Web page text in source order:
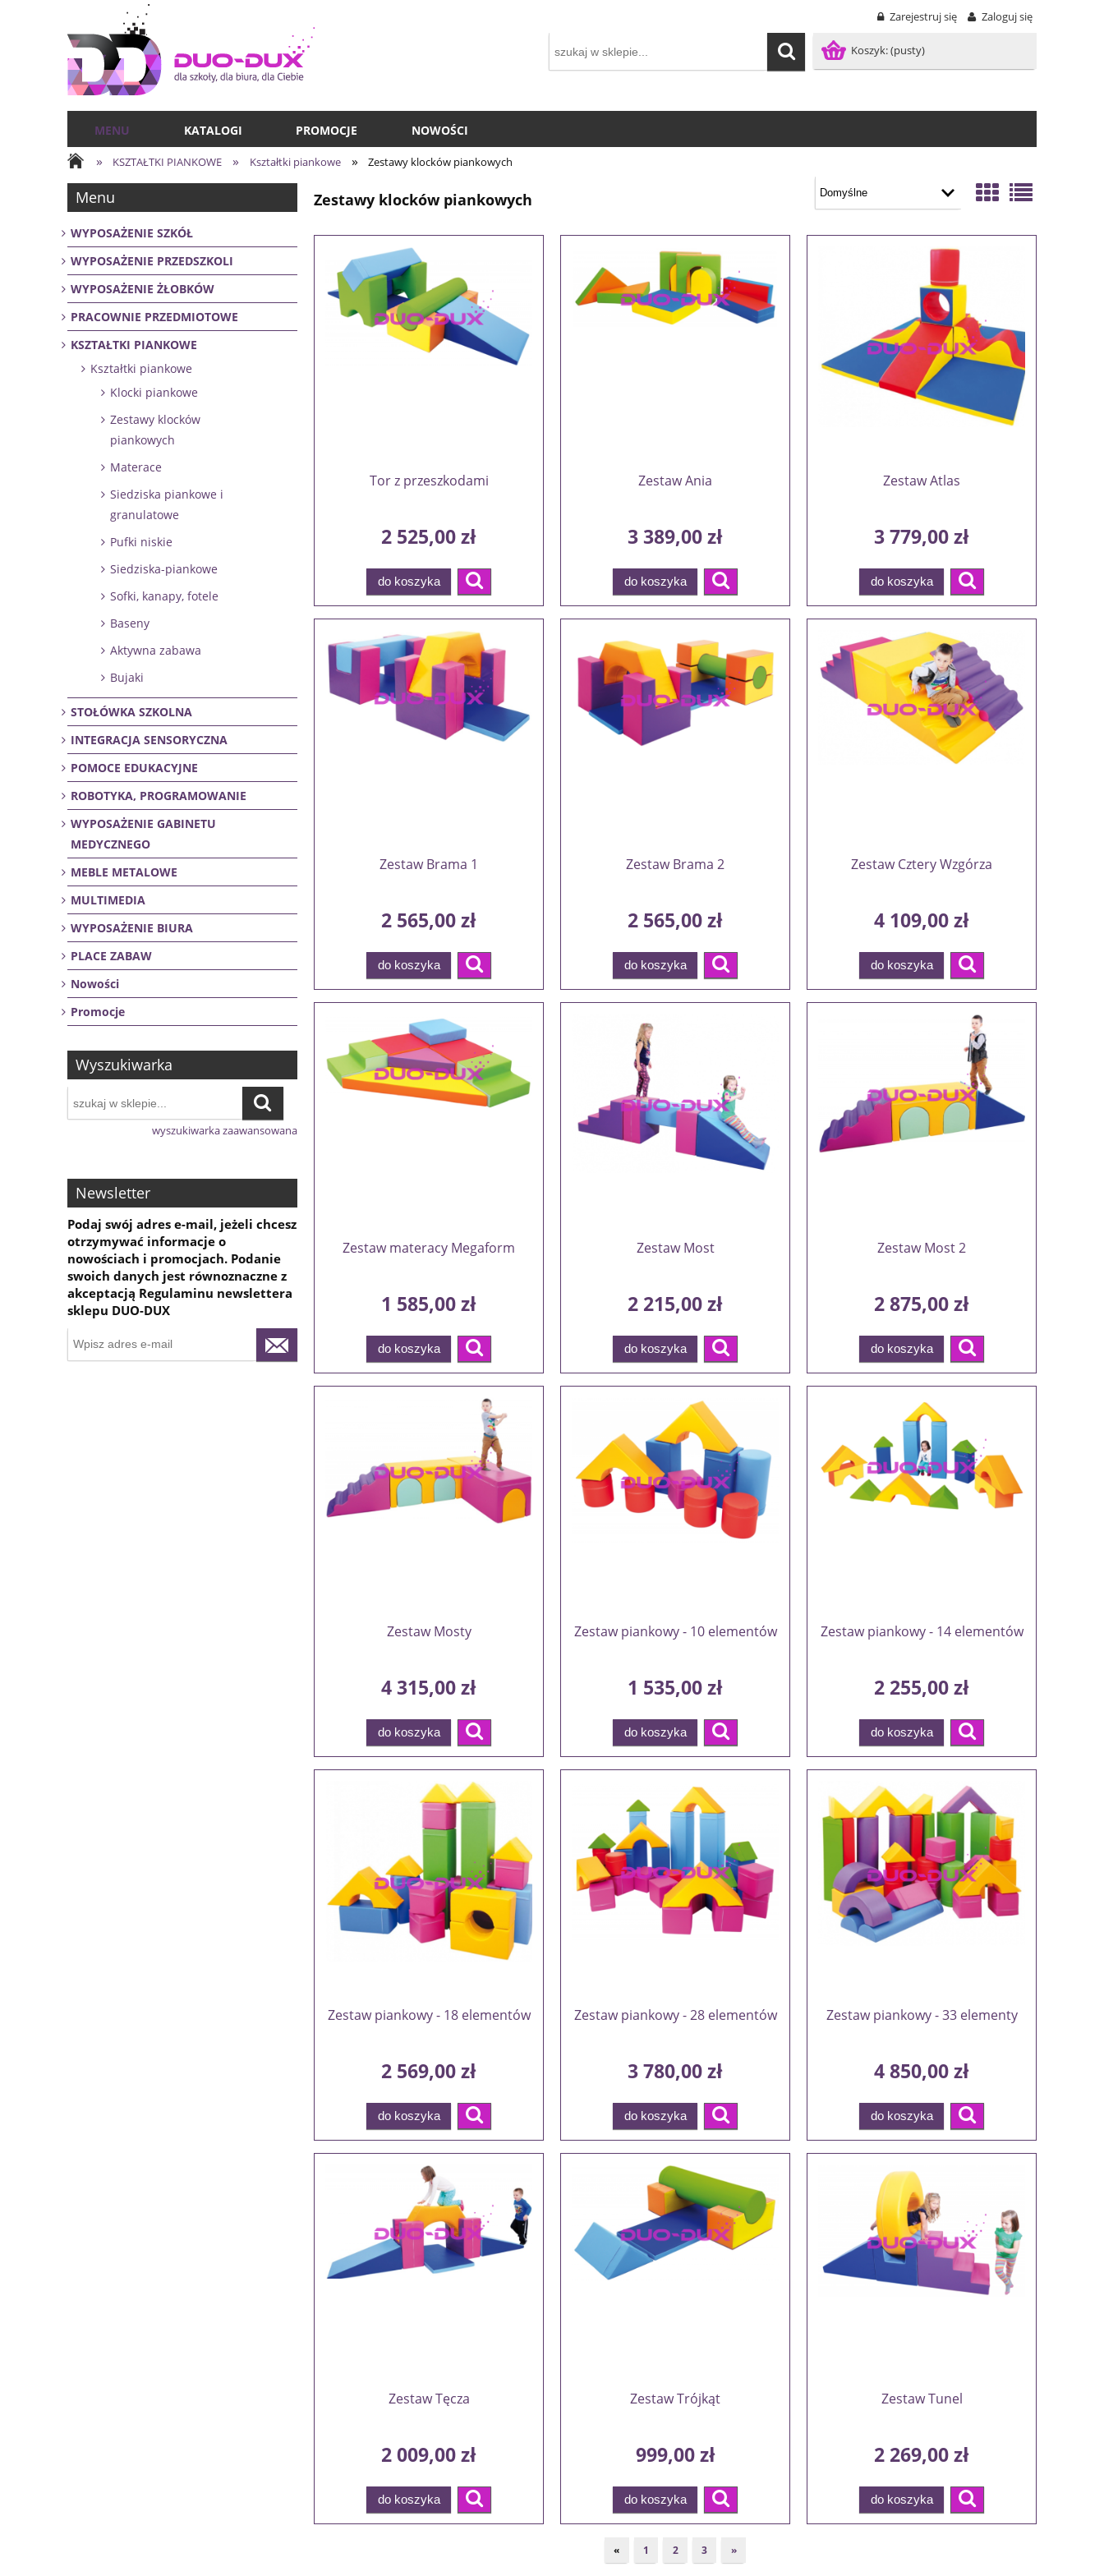
Zarejestruj się Zaloguj się
Koszyk:(pusty)
MENU KATALOGI PROMOCJE NOWOŚCI
» KSZTAŁTKI PIANKOWE » Kształtki piankowe » Zestawy klocków piankowych
Menu
WYPOSAŻENIE SZKÓŁ
WYPOSAŻENIE PRZEDSZKOLI
WYPOSAŻENIE ŻŁOBKÓW
PRACOWNIE PRZEDMIOTOWE
KSZTAŁTKI PIANKOWE
Kształtki piankowe
Klocki piankowe
Zestawy klocków
piankowych
Materace
Siedziska piankowe i
granulatowe
Pufki niskie
Siedziska-piankowe
Sofki, kanapy, fotele
Baseny
Aktywna zabawa
Bujaki
STOŁÓWKA SZKOLNA
INTEGRACJA SENSORYCZNA
POMOCE EDUKACYJNE
ROBOTYKA, PROGRAMOWANIE
WYPOSAŻENIE GABINETU
MEDYCZNEGO
MEBLE METALOWE
MULTIMEDIA
WYPOSAŻENIE BIURA
PLACE ZABAW
Nowości
Promocje
Wyszukiwarka
wyszukiwarka zaawansowana
Newsletter
Podaj swój adres e-mail, jeżeli chcesz
otrzymywać informacje o
nowościach i promocjach. Podanie
swoich danych jest równoznaczne z
akceptacją Regulaminu newslettera
sklepu DUO-DUX
Zestawy klocków piankowych
Tor z przeszkodami
2 525,00 zł
do koszyka
Zestaw Ania
3 389,00 zł
do koszyka
Zestaw Atlas
3 779,00 zł
do koszyka
Zestaw Brama 1
2 565,00 zł
do koszyka
Zestaw Brama 2
2 565,00 zł
do koszyka
Zestaw Cztery Wzgórza
4 109,00 zł
do koszyka
Zestaw materacy Megaform
1 585,00 zł
do koszyka
Zestaw Most
2 215,00 zł
do koszyka
Zestaw Most 2
2 875,00 zł
do koszyka
Zestaw Mosty
4 315,00 zł
do koszyka
Zestaw piankowy - 10 elementów
1 535,00 zł
do koszyka
Zestaw piankowy - 14 elementów
2 255,00 zł
do koszyka
Zestaw piankowy - 18 elementów
2 569,00 zł
do koszyka
Zestaw piankowy - 28 elementów
3 780,00 zł
do koszyka
Zestaw piankowy - 33 elementy
4 850,00 zł
do koszyka
Zestaw Tęcza
2 009,00 zł
do koszyka
Zestaw Trójkąt
999,00 zł
do koszyka
Zestaw Tunel
2 269,00 zł
do koszyka
« 1 2 3 »